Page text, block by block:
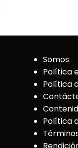
Somos
Política
Política
Política